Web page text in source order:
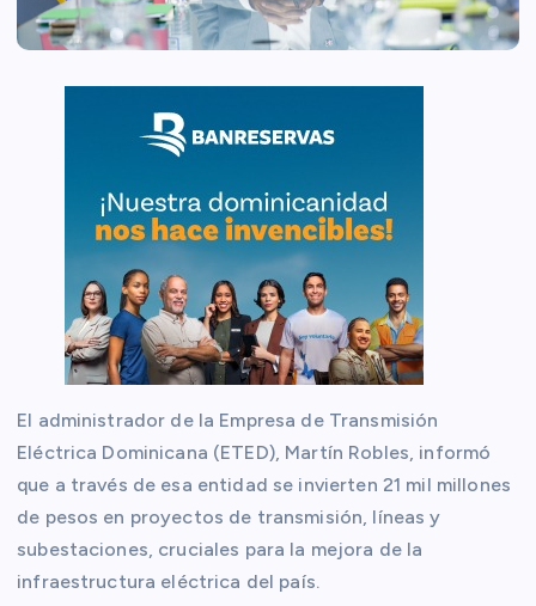
El administrador de la Empresa de Transmisión
Eléctrica Dominicana (ETED), Martín Robles, informó
que a través de esa entidad se invierten 21 mil millones
de pesos en proyectos de transmisión, líneas y
subestaciones, cruciales para la mejora de la
infraestructura eléctrica del país.